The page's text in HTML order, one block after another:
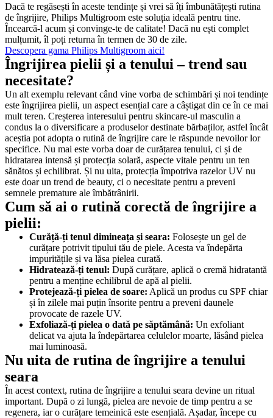
Dacă te regăsești în aceste tendințe și vrei să îți îmbunătățești rutina
de îngrijire, Philips Multigroom este soluția ideală pentru tine.
Încearcă-l acum și convinge-te de calitate! Dacă nu ești complet
mulțumit, îl poți returna în termen de 30 de zile.
Descopera gama Philips Multigroom aici!
Îngrijirea pielii și a tenului – trend sau
necesitate?
Un alt exemplu relevant când vine vorba de schimbări și noi tendințe
este îngrijirea pielii, un aspect esențial care a câștigat din ce în ce mai
mult teren. Creșterea interesului pentru skincare-ul masculin a
condus la o diversificare a produselor destinate bărbaților, astfel încât
aceștia pot adopta o rutină de îngrijire care le răspunde nevoilor lor
specifice. Nu mai este vorba doar de curățarea tenului, ci și de
hidratarea intensă și protecția solară, aspecte vitale pentru un ten
sănătos și echilibrat. Și nu uita, protecția împotriva razelor UV nu
este doar un trend de beauty, ci o necesitate pentru a preveni
semnele premature ale îmbătrânirii.
Cum să ai o rutină corectă de îngrijire a
pielii:
Curăță-ți tenul dimineața și seara: Folosește un gel de
curățare potrivit tipului tău de piele. Acesta va îndepărta
impuritățile și va lăsa pielea curată.
Hidratează-ți tenul: După curățare, aplică o cremă hidratantă
pentru a menține echilibrul de apă al pielii.
Protejează-ți pielea de soare: Aplică un produs cu SPF chiar
și în zilele mai puțin însorite pentru a preveni daunele
provocate de razele UV.
Exfoliază-ți pielea o dată pe săptămână: Un exfoliant
delicat va ajuta la îndepărtarea celulelor moarte, lăsând pielea
mai luminoasă.
Nu uita de rutina de îngrijire a tenului
seara
În acest context, rutina de îngrijire a tenului seara devine un ritual
important. După o zi lungă, pielea are nevoie de timp pentru a se
regenera, iar o curățare temeinică este esențială. Așadar, începe cu